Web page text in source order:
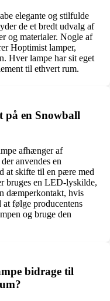
elegante og stilfulde
de et bredt udvalg af
og materialer. Nogle af
Hoptimist lamper,
Hver lampe har sit eget
til ethvert rum.
på en Snowball
afhænger af
anvendes en
at skifte til en pære med
bruges en LED-lyskilde,
dæmperkontakt, hvis
følge producentens
og bruge den
bidrage til